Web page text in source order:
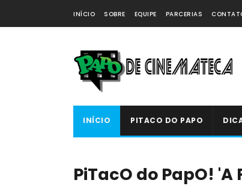
INÍCIO SOBRE EQUIPE PARCERIAS
INÍCIO PITACO DO PAPO
PiTacO do PapO! 'A